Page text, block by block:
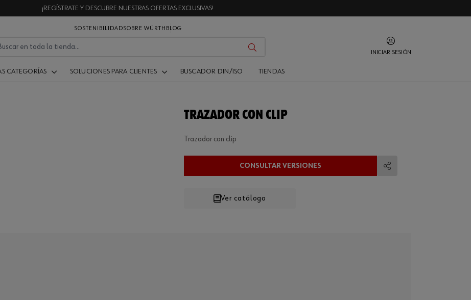
¡REGÍSTRATE Y DESCUBRE NUESTRAS OFERTAS EXCLUSIVAS!
SOSTENIBILIDADSOBRE WÜRTH BLOG
INICIAR SESIÓN
CATEGORÍAS SOLUCIONES PARA CLIENTES BUSCADOR DIN/ISO TIENDAS
TRAZADOR CON CLIP
Trazador con clip
CONSULTAR VERSIONES
Compartir
Ver catálogo